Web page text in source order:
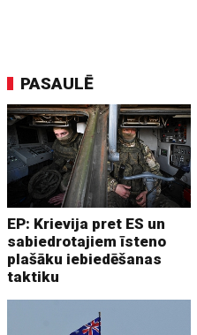
PASAULĒ
EP: Krievija pret ES un
sabiedrotajiem īsteno
plašāku iebiedēšanas
taktiku